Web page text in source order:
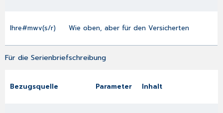
Ihre#mwv(s/r) Wie oben, aber für den Versicherten
Für die Serienbriefschreibung
Bezugsquelle Parameter Inhalt